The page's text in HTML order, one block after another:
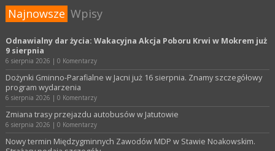
Najnowsze Wpisy
Odnawialny dar życia: Wakacyjna Akcja Poboru Krwi w Mokrem już
9 sierpnia
6 sierpnia 2026 | 0 Komentarzy
Dożynki Gminno-Parafialne w Jacni już 16 sierpnia. Znamy szczegółowy
program wydarzenia
6 sierpnia 2026 | 0 Komentarzy
Zmiana trasy przejazdu autobusów w Jatutowie
6 sierpnia 2026 | 0 Komentarzy
Nowy termin Międzygminnych Zawodów MDP w Stawie Noakowskim.